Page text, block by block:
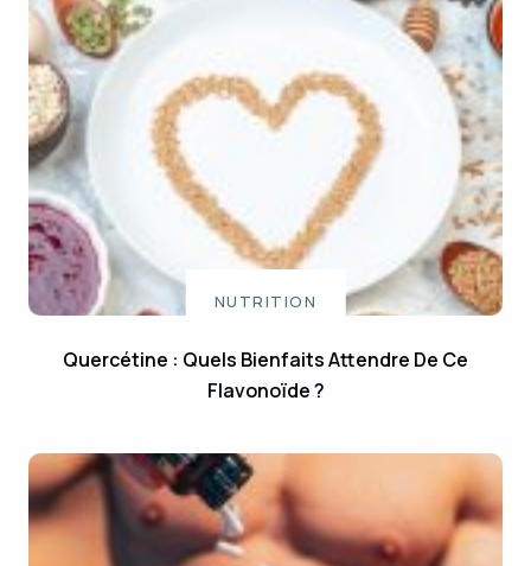
NUTRITION
Quercétine : Quels Bienfaits Attendre De Ce
Flavonoïde ?